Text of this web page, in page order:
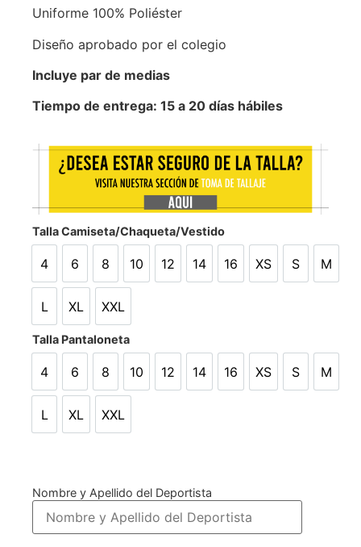
Uniforme 100% Poliéster
Diseño aprobado por el colegio
Incluye par de medias
Tiempo de entrega: 15 a 20 días hábiles
Talla Camiseta/Chaqueta/Vestido
4
4
6
6
8
8
10
10
12
12
14
14
16
16
XS
XS
S
S
M
M
L
L
XL
XL
XXL
XXL
Talla Pantaloneta
4
4
6
6
8
8
10
10
12
12
14
14
16
16
XS
XS
S
S
M
M
L
L
XL
XL
XXL
XXL
Nombre y Apellido del Deportista